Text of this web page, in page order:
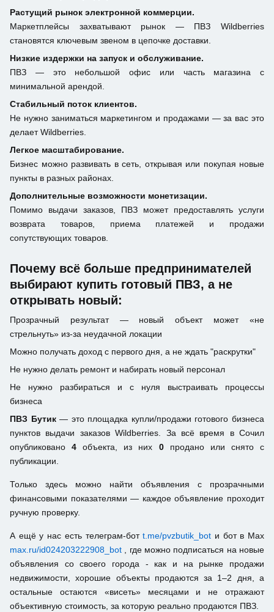
Растущий рынок электронной коммерции.
Маркетплейсы захватывают рынок — ПВЗ Wildberries
становятся ключевым звеном в цепочке доставки.
Низкие издержки на запуск и обслуживание.
ПВЗ — это небольшой офис или часть магазина с
минимальной арендой.
Стабильный поток клиентов.
Не нужно заниматься маркетингом и продажами — за вас это
делает Wildberries.
Легкое масштабирование.
Бизнес можно развивать в сеть, открывая или покупая новые
пункты в разных районах.
Дополнительные возможности монетизации.
Помимо выдачи заказов, ПВЗ может предоставлять услуги
возврата товаров, приема платежей и продажи
сопутствующих товаров.
Почему всё больше предпринимателей
выбирают купить готовый ПВЗ, а не
открывать новый:
Прозрачный результат — новый объект может «не
стрельнуть» из-за неудачной локации
Можно получать доход с первого дня, а не ждать "раскрутки"
Не нужно делать ремонт и набирать новый персонал
Не нужно разбираться и с нуля выстраивать процессы
бизнеса
ПВЗ Бутик— это площадка купли/продажи готового бизнеса
пунктов выдачи заказов Wildberries. За всё время в Сочил
опубликовано4 объекта, из них 0продано или снято с
публикации.
Только здесь можно найти объявления с прозрачными
финансовыми показателями — каждое объявление проходит
ручную проверку.
А ещё у нас есть телеграм-ботt.me/pvzbutik_bot и бот в Max
max.ru/id024203222908_bot
, где можно подписаться на новые
объявления со своего города - как и на рынке продажи
недвижимости, хорошие объекты продаются за 1–2 дня, а
остальные остаются «висеть» месяцами и не отражают
объективную стоимость, за которую реально продаются ПВЗ.